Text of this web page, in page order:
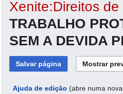
Xenite:Direitos de
TRABALHO
SEM A DEVIDA
Ajuda de edição (abre numa